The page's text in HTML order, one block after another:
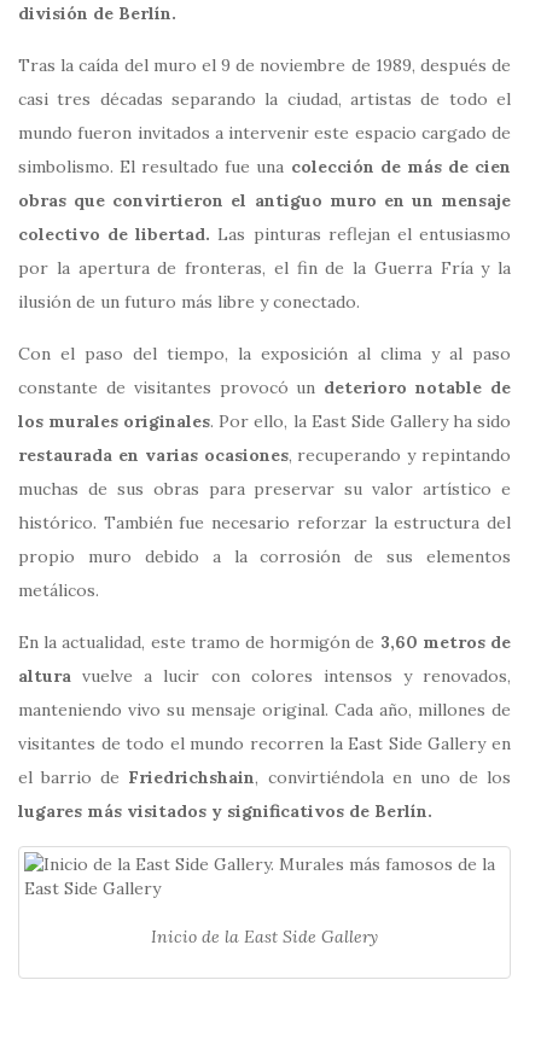
división de Berlín.
Tras la caída del muro el 9 de noviembre de 1989, después de
casi tres décadas separando la ciudad, artistas de todo el
mundo fueron invitados a intervenir este espacio cargado de
simbolismo. El resultado fue una colección de más de cien
obras que convirtieron el antiguo muro en un mensaje
colectivo de libertad. Las pinturas reflejan el entusiasmo
por la apertura de fronteras, el fin de la Guerra Fría y la
ilusión de un futuro más libre y conectado.
Con el paso del tiempo, la exposición al clima y al paso
constante de visitantes provocó un deterioro notable de
los murales originales. Por ello, la East Side Gallery ha sido
restaurada en varias ocasiones, recuperando y repintando
muchas de sus obras para preservar su valor artístico e
histórico. También fue necesario reforzar la estructura del
propio muro debido a la corrosión de sus elementos
metálicos.
En la actualidad, este tramo de hormigón de 3,60 metros de
altura vuelve a lucir con colores intensos y renovados,
manteniendo vivo su mensaje original. Cada año, millones de
visitantes de todo el mundo recorren la East Side Galleryen
el barrio de Friedrichshain, convirtiéndola en uno de los
lugares más visitados y significativos de Berlín.
Inicio de la East Side Gallery